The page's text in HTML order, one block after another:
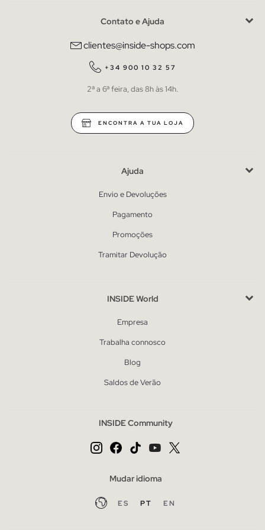
Contato e Ajuda
clientes@inside-shops.com
+34 900 10 32 57
2ª a 6ª feira, das 8h às 14h.
ENCONTRA A TUA LOJA
Ajuda
Envio e Devoluções
Pagamento
Promoções
Tramitar Devolução
INSIDE World
Empresa
Trabalha connosco
Blog
Saldos de Verão
INSIDE Community
Mudar idioma
ES PT EN